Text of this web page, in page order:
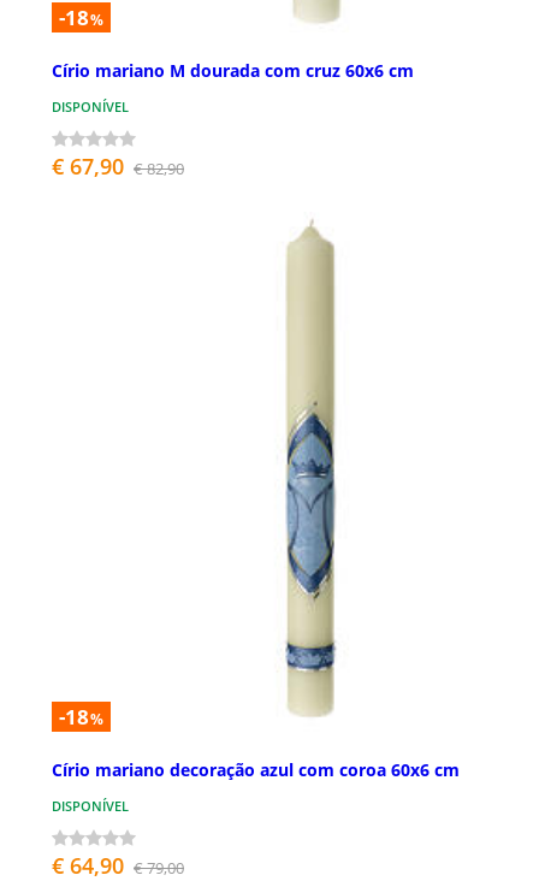
-18%
Círio mariano M dourada com cruz 60x6 cm
DISPONÍVEL
€ 67,90 € 82,90
-18%
Círio mariano decoração azul com coroa 60x6 cm
DISPONÍVEL
€ 64,90 € 79,00